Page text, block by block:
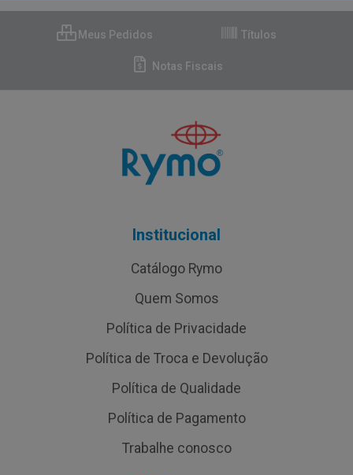
Meus Pedidos Títulos
Notas Fiscais
Institucional
Catálogo Rymo
Quem Somos
Política de Privacidade
Política de Troca e Devolução
Política de Qualidade
Política de Pagamento
Trabalhe conosco